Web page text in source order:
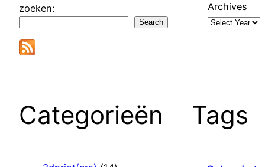
zoeken:
Search
Archives
Categorieën Tags